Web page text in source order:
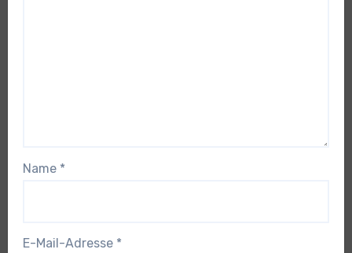
Name *
E-Mail-Adresse *